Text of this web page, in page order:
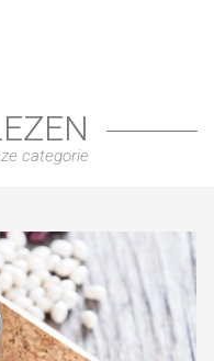
categorie